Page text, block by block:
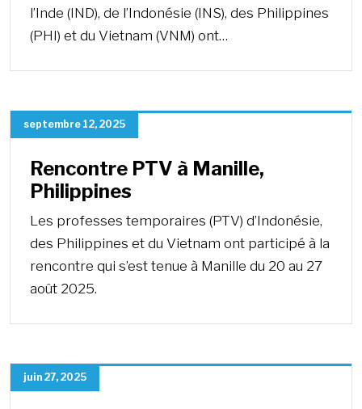
l’Inde (IND), de l’Indonésie (INS), des Philippines
(PHI) et du Vietnam (VNM) ont…
septembre 12, 2025
Rencontre PTV à Manille,
Philippines
Les professes temporaires (PTV) d’Indonésie,
des Philippines et du Vietnam ont participé à la
rencontre qui s’est tenue à Manille du 20 au 27
août 2025.
juin 27, 2025